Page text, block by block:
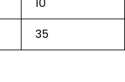
10
35